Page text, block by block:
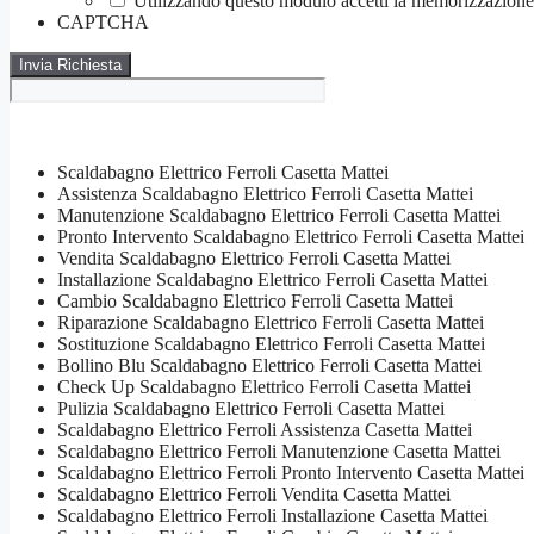
CAPTCHA
Scaldabagno Elettrico Ferroli Casetta Mattei
Assistenza Scaldabagno Elettrico Ferroli Casetta Mattei
Manutenzione Scaldabagno Elettrico Ferroli Casetta Mattei
Pronto Intervento Scaldabagno Elettrico Ferroli Casetta Mattei
Vendita Scaldabagno Elettrico Ferroli Casetta Mattei
Installazione Scaldabagno Elettrico Ferroli Casetta Mattei
Cambio Scaldabagno Elettrico Ferroli Casetta Mattei
Riparazione Scaldabagno Elettrico Ferroli Casetta Mattei
Sostituzione Scaldabagno Elettrico Ferroli Casetta Mattei
Bollino Blu Scaldabagno Elettrico Ferroli Casetta Mattei
Check Up Scaldabagno Elettrico Ferroli Casetta Mattei
Pulizia Scaldabagno Elettrico Ferroli Casetta Mattei
Scaldabagno Elettrico Ferroli Assistenza Casetta Mattei
Scaldabagno Elettrico Ferroli Manutenzione Casetta Mattei
Scaldabagno Elettrico Ferroli Pronto Intervento Casetta Mattei
Scaldabagno Elettrico Ferroli Vendita Casetta Mattei
Scaldabagno Elettrico Ferroli Installazione Casetta Mattei